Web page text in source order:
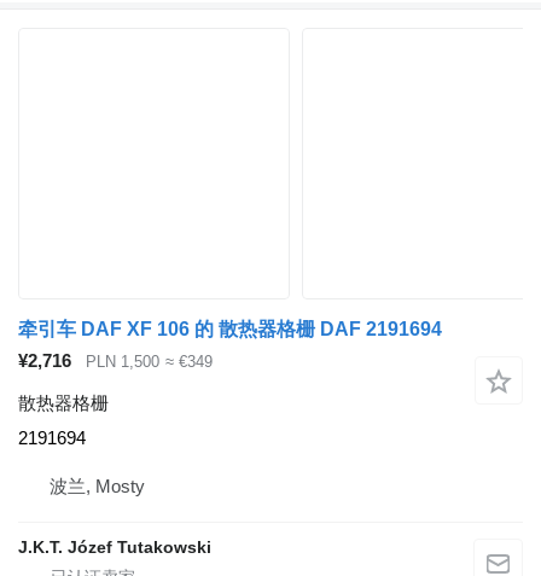
牵引车 DAF XF 106 的 散热器格栅 DAF 2191694
¥2,716
PLN 1,500 ≈ €349
散热器格栅
2191694
波兰, Mosty
J.K.T. Józef Tutakowski